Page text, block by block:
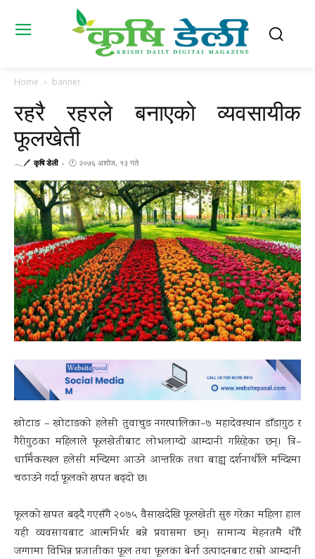
Home banner
रहरै रहरले बनाएकाे व्यवसायीक
फूलखेती
𓂃🖊 कृषि डेली - 🕚 २०७६ अशोज, १३ गते
खोटाङ – खोटाङको हलेसी तुवाचुङ नगरपालिका–७ महादेवस्थान डाँडागुठ र
गैरीगुठका महिलाले फूलखेतीबाट लोभलाग्दो आम्दानी गरिरहेका छन्। त्रि–
धार्मिकस्थल हलेसी मन्दिरमा आउने आन्तरिक तथा बाह्य दर्शनार्थीले मन्दिरमा
चढाउने गर्दा फूलको खपत बढ्दो छ।
फूलको खपत बढ्दै गएसँगै २०७५ वैसाखदेखि फूलखेती सुरु गरेका महिला हाल
यही व्यवसायबाट आत्मनिर्भर बन्ने प्रयासमा छन्। सामान्य मेहनतमै थोरै
जग्गामा विभिन्न प्रजातीका फूल तथा फूलका बेर्ना उत्पादनबाट राम्रो आम्दानी